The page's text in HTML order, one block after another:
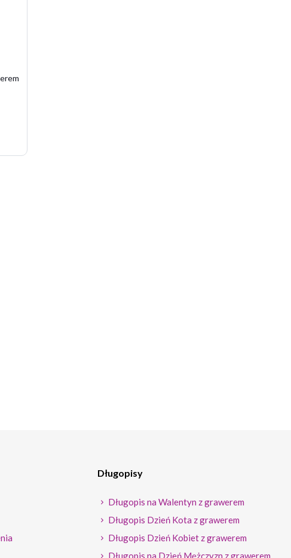
Długopisy
Długopis na Walentyn z grawerem
Długopis Dzień Kota z grawerem
Długopis Dzień Kobiet z grawerem
Długopis na Dzień Mężczyzn z grawerem